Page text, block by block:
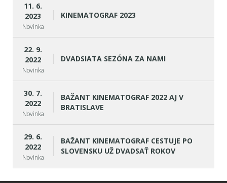
11. 6.
2023
Novinka
KINEMATOGRAF 2023
22. 9.
2022
Novinka
DVADSIATA SEZÓNA ZA NAMI
30. 7.
2022
Novinka
BAŽANT KINEMATOGRAF 2022 AJ V
BRATISLAVE
29. 6.
2022
Novinka
BAŽANT KINEMATOGRAF CESTUJE PO
SLOVENSKU UŽ DVADSAŤ ROKOV